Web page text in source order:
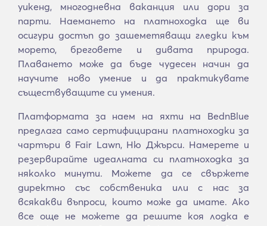
уикенд, многодневна ваканция или дори за
парти. Наемането на платноходка ще ви
осигури достъп до зашеметяващи гледки към
морето, бреговете и дивата природа.
Плаването може да бъде чудесен начин да
научите ново умение и да практикувате
съществуващите си умения.
Платформата за наем на яхти на BednBlue
предлага само сертифицирани платноходки за
чартъри в Fair Lawn, Ню Джърси. Намерете и
резервирайте идеалната си платноходка за
няколко минути. Можете да се свържете
директно със собственика или с нас за
всякакви въпроси, които може да имате. Ако
все още не можете да решите коя лодка е